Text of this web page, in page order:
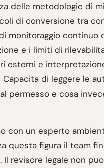
delle metodologie di
di conversione tra
monitoraggio continuo
e i limiti di
esterni e
di leggere le
permesso e cosa
con un esperto
questa figura il team
Il revisore legale non